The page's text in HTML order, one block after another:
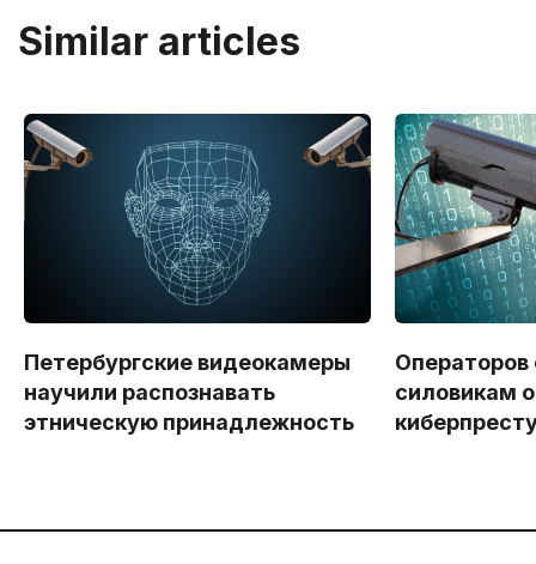
Similar articles
Петербургские видеокамеры
научили распознавать
этническую принадлежность
силовикам